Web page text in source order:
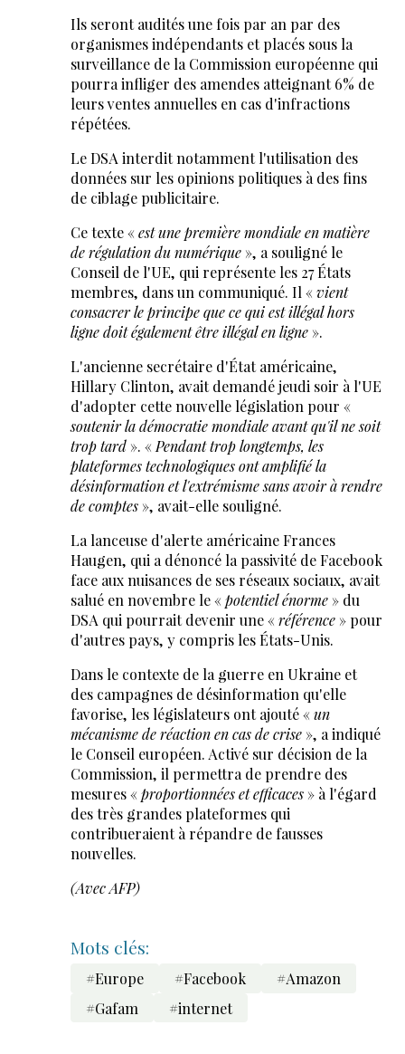
Ils seront audités une fois par an par des
organismes indépendants et placés sous la
surveillance de la Commission européenne qui
pourra infliger des amendes atteignant 6% de
leurs ventes annuelles en cas d'infractions
répétées.
Le DSA interdit notamment l'utilisation des
données sur les opinions politiques à des fins
de ciblage publicitaire.
Ce texte «est une première mondiale en matière
de régulation du numérique», a souligné le
Conseil de l'UE, qui représente les 27 États
membres, dans un communiqué. Il «vient
consacrer le principe que ce qui est illégal hors
ligne doit également être illégal en ligne».
L'ancienne secrétaire d'État américaine,
Hillary Clinton, avait demandé jeudi soir à l'UE
d'adopter cette nouvelle législation pour «
soutenir la démocratie mondiale avant qu'il ne soit
trop tard». « Pendant trop longtemps, les
plateformes technologiques ont amplifié la
désinformation et l'extrémisme sans avoir à rendre
de comptes», avait-elle souligné.
La lanceuse d'alerte américaine Frances
Haugen, qui a dénoncé la passivité de Facebook
face aux nuisances de ses réseaux sociaux, avait
salué en novembre le «potentiel énorme» du
DSA qui pourrait devenir une «référence» pour
d'autres pays, y compris les États-Unis.
Dans le contexte de la guerre en Ukraine et
des campagnes de désinformation qu'elle
favorise, les législateurs ont ajouté «un
mécanisme de réaction en cas de crise», a indiqué
le Conseil européen. Activé sur décision de la
Commission, il permettra de prendre des
mesures «proportionnées et efficaces» à l'égard
des très grandes plateformes qui
contribueraient à répandre de fausses
nouvelles.
(Avec AFP)
Mots clés:
#Europe #Facebook
#Amazon
#Gafam
#internet